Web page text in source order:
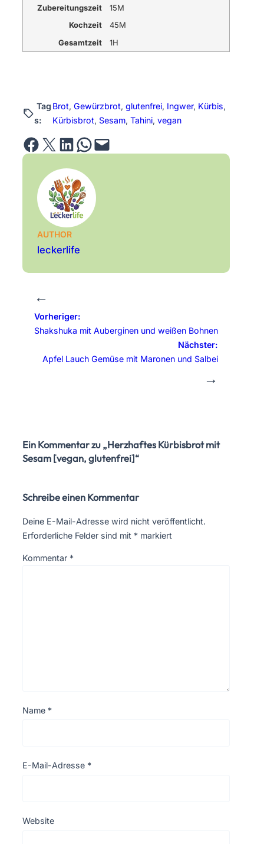
Zubereitungszeit
15M
Kochzeit
45M
Gesamtzeit
1H
Tag
s:
Brot, Gewürzbrot, glutenfrei, Ingwer, Kürbis
Kürbisbrot, Sesam, Tahini, vegan
Share on Facebook Email this Page Share on LinkedIn Share on WhatsApp Email this Page
AUTHOR
leckerlife
←
Vorheriger:
Shakshuka mit Auberginen und weißen Bohnen
Nächster:
Apfel Lauch Gemüse mit Maronen und Salbei
→
Ein Kommentar zu „Herzhaftes Kürbisbrot mit
Sesam [vegan, glutenfrei]“
Schreibe einen Kommentar
Deine E-Mail-Adresse wird nicht veröffentlicht.
Erforderliche Felder sind mit * markiert
Kommentar *
Name *
E-Mail-Adresse *
Website